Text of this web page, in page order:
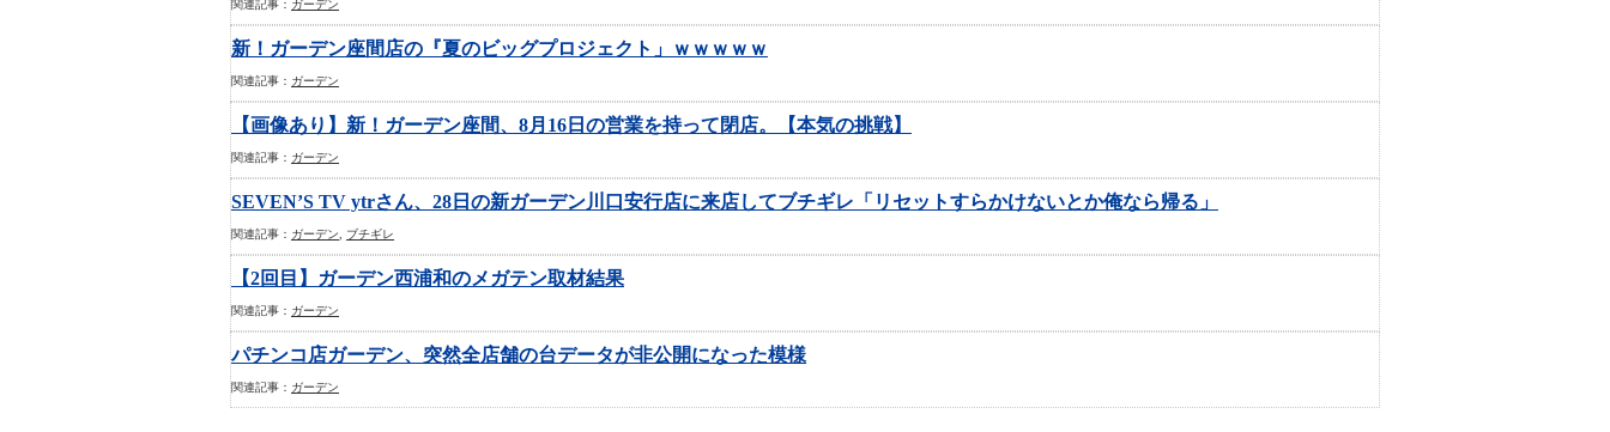
関連記事： ガーデン
新！ガーデン座間店の『夏のビッグプロジェクト」ｗｗｗｗｗ
関連記事： ガーデン
【画像あり】新！ガーデン座間、8月16日の営業を持って閉店。【本気の挑戦】
関連記事： ガーデン
SEVEN’S TV ytrさん、28日の新ガーデン川口安行店に来店してブチギレ「リセットすらかけないとか俺なら帰る」
関連記事： ガーデン ブチギレ
【2回目】ガーデン西浦和のメガテン取材結果
関連記事： ガーデン
パチンコ店ガーデン、突然全店舗の台データが非公開になった模様
関連記事： ガーデン